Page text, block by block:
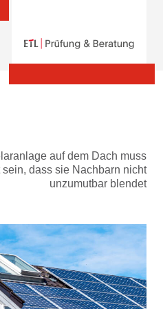
auf dem Dach muss
dass sie Nachbarn nicht
unzumutbar blendet